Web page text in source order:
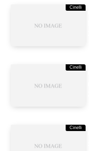
Cinelli
Cinelli
Cinelli